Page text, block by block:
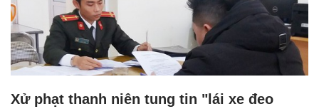
Xử phạt thanh niên tung tin "lái xe đeo